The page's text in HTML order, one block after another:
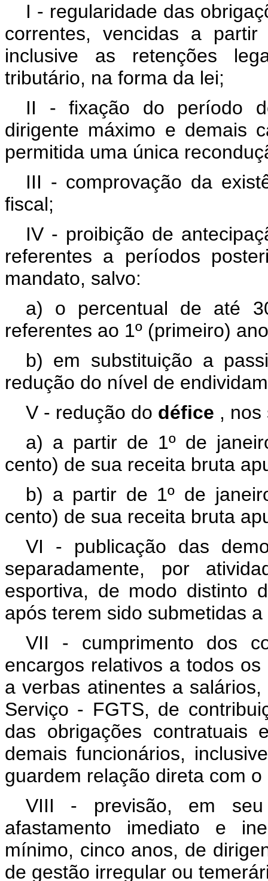
I - regularidade das
correntes, vencidas a
inclusive as retenções
tributário, na forma da lei;
II - fixação do período
dirigente máximo e demais
permitida uma única
III - comprovação da
fiscal;
IV - proibição de
referentes a períodos
mandato, salvo:
a) o percentual de até
referentes ao 1º (primeiro)
b) em substituição a
redução do nível de
V - redução do défice , nos
a) a partir de 1º de
cento) de sua receita bruta
b) a partir de 1º de
cento) de sua receita bruta
VI - publicação das
separadamente, por
esportiva, de modo distinto
após terem sido submetidas
VII - cumprimento dos
encargos relativos a todos
a verbas atinentes a
Serviço - FGTS, de
das obrigações
demais funcionários,
guardem relação direta com o
VIII - previsão, em
afastamento imediato e
mínimo, cinco anos, de
de gestão irregular ou